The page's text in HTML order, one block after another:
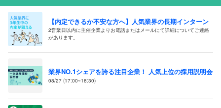
【内定できるか不安な方へ】人気業界の長期インターン
2営業日以内に主催企業よりお電話またはメールにて詳細についてご連絡
があります。
業界NO.1シェアを誇る注目企業！ 人気上位の採用説明会
08/27 (17:00~18:30)